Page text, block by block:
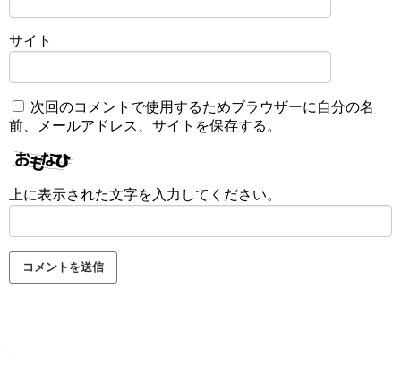
サイト
次回のコメントで使用するためブラウザーに自分の名
前、メールアドレス、サイトを保存する。
上に表示された文字を入力してください。